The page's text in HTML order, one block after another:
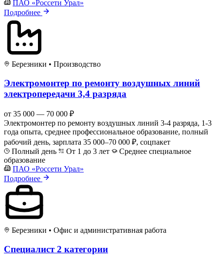
ПАО «Россети Урал»
Подробнее
Березники • Производство
Электромонтер по ремонту воздушных линий
электропередачи 3,4 разряда
от 35 000 — 70 000 ₽
Электромонтер по ремонту воздушных линий 3-4 разряда, 1-3
года опыта, среднее профессиональное образование, полный
рабочий день, зарплата 35 000–70 000 ₽, соцпакет
Полный день
От 1 до 3 лет
Среднее специальное
образование
ПАО «Россети Урал»
Подробнее
Березники • Офис и административная работа
Специалист 2 категории